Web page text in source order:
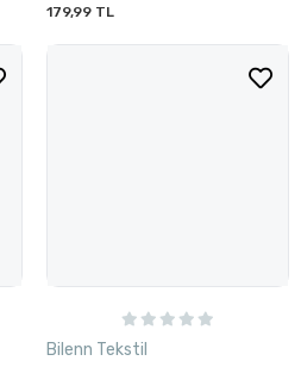
179,99 TL
Bilenn Tekstil